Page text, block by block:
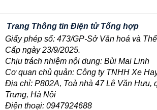
Trang Thông tin Điện tử Tổng hợp
Giấy phép số: 473/GP-Sở Văn hoá và
Cấp ngày 23/9/2025.
Chịu trách nhiệm nội dung: Bùi Mai Linh
Cơ quan chủ quản: Công ty TNHH Xe
Địa chỉ: P802A, Toà nhà 47 Lê Văn Hưu,
Trưng, Hà Nội
Điện thoại: 0947924688